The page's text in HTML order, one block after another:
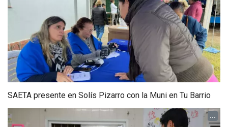
SAETA presente en Solís Pizarro con la Muni en Tu Barrio
...